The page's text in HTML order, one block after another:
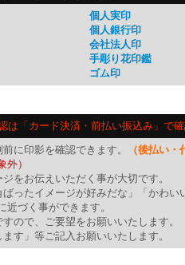
個人実印
個人銀行印
会社法人印
手彫り花印鑑
ゴム印
は「カード決済・前払い振込み」で
に印影を確認できます。
（後払い・
）
をお伝えいただく事が大切です。
ったイメージが好みだな」「かわい
づく事ができます。
ので、ご要望をお願いいたします。
す」等ご記入お願いいたします。